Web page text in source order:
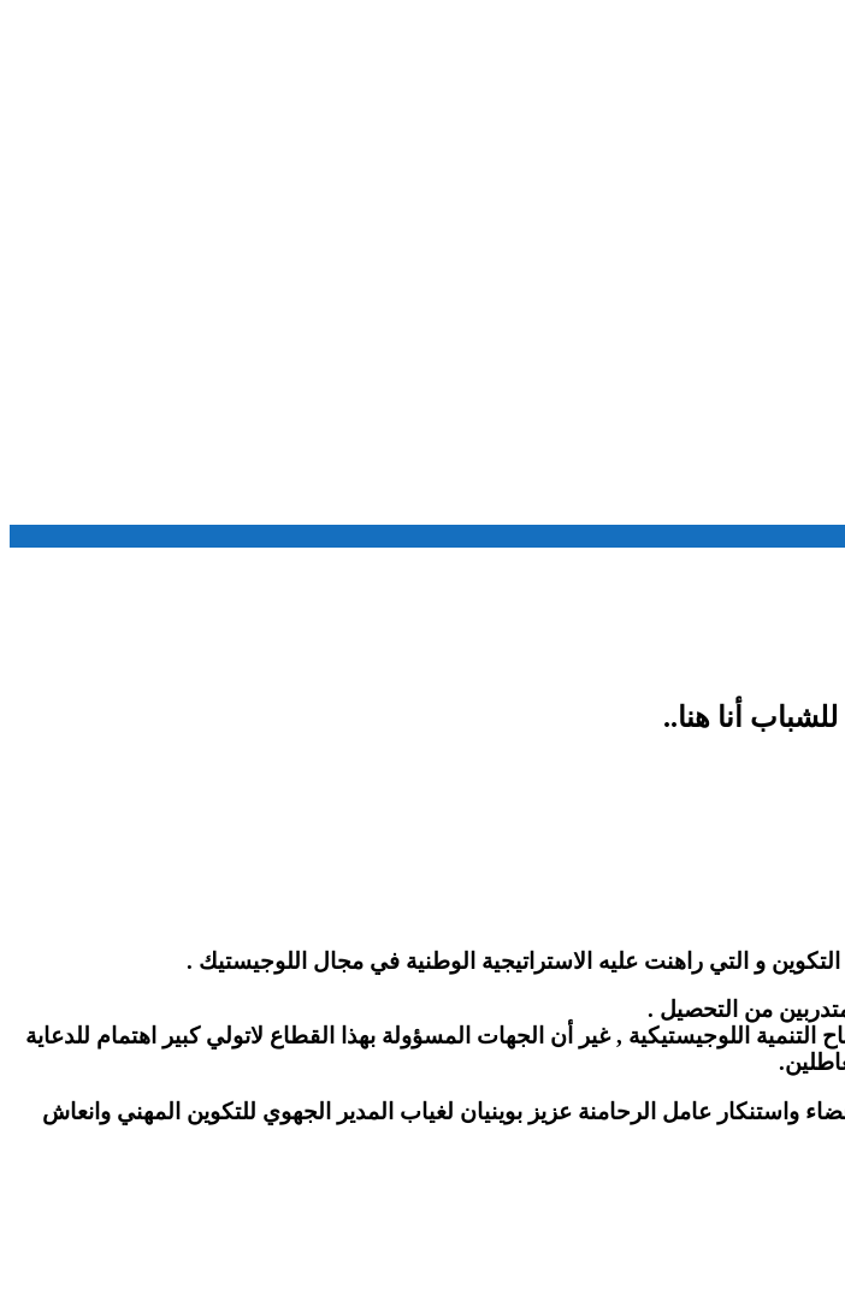
أنا هنا..
و التي راهنت عليه الاستراتيجية الوطنية في مجال اللوجيستيك .
من التحصيل .
اللوجيستيكية , غير أن الجهات المسؤولة بهذا القطاع لاتولي كبير اهتمام للدعاية
واستنكار عامل الرحامنة عزيز بوينيان لغياب المدير الجهوي للتكوين المهني وانعاش